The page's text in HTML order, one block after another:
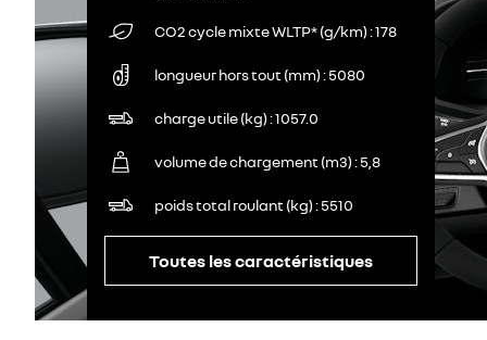
CO2 cycle mixte WLTP* (g/km) 178
longueur hors tout (mm) 5080
charge utile (kg) 1057.0
volume de chargement (m3) 5,8
poids total roulant (kg) 5510
Toutes les caractéristiques